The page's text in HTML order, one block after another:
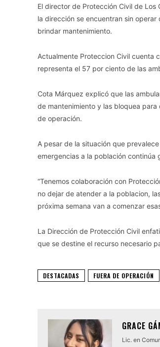
El director de Protección Civil de
la dirección se encuentran sin
brindar mantenimiento.
Actualmente Proteccion Civil cuenta
representa el 57 por ciento de las
Cota Márquez explicó que las
de mantenimiento y las bloquea
de operación.
A pesar de la situación que
emergencias a la población continúa
“Tenemos colaboración con
no dejar de atender a la poblacion,
próxima semana van a comenzar
La Dirección de Protección Civil
que se destine el recurso necesario
DESTACADAS FUERA DE OPERACIÓN
GRACE
Lic. en